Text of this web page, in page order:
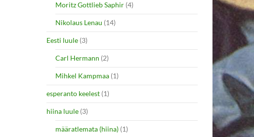
Moritz Gottlieb Saphir (4)
Nikolaus Lenau (14)
Eesti luule (3)
Carl Hermann (2)
Mihkel Kampmaa (1)
esperanto keelest (1)
hiina luule (3)
määratlemata (hiina) (1)